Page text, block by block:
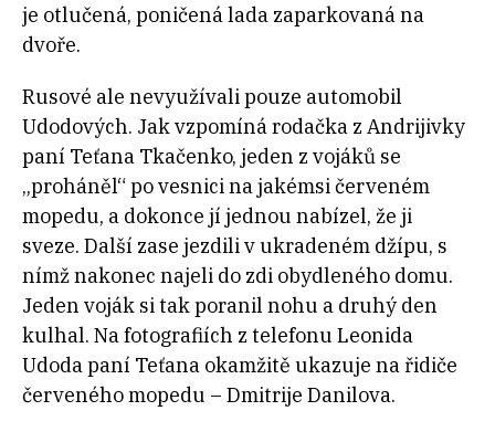
je otlučená, poničená lada zaparkovaná na
dvoře.
Rusové ale nevyužívali pouze automobil
Udodových. Jak vzpomíná rodačka z Andrijivky
paní Teťana Tkačenko, jeden z vojáků se
„proháněl“ po vesnici na jakémsi červeném
mopedu, a dokonce jí jednou nabízel, že ji
sveze. Další zase jezdili v ukradeném džípu, s
nímž nakonec najeli do zdi obydleného domu.
Jeden voják si tak poranil nohu a druhý den
kulhal. Na fotografiích z telefonu Leonida
Udoda paní Teťana okamžitě ukazuje na řidiče
červeného mopedu – Dmitrije Danilova.